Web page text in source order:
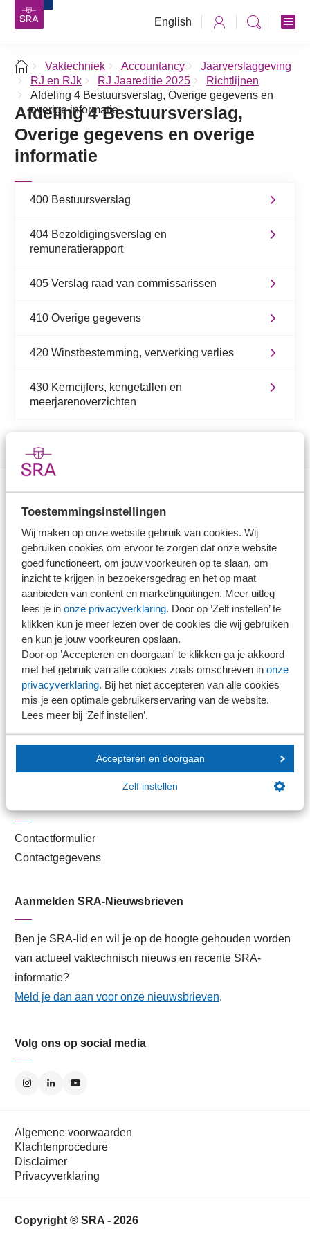
Toestemmingsinstellingen
Wij maken op onze website gebruik van cookies. Wij
gebruiken cookies om ervoor te zorgen dat onze website
goed functioneert, om jouw voorkeuren op te slaan, om
inzicht te krijgen in bezoekersgedrag en het op maat
aanbieden van content en marketinguitingen. Meer uitleg
lees je in onze privacyverklaring. Door op ’Zelf instellen’ te
klikken kun je meer lezen over de cookies die wij gebruiken
en kun je jouw voorkeuren opslaan.
Door op ’Accepteren en doorgaan' te klikken ga je akkoord
met het gebruik van alle cookies zoals omschreven in onze
privacyverklaring. Bij het niet accepteren van alle cookies
mis je een optimale gebruikerservaring van de website.
Lees meer bij ‘Zelf instellen’.
Accepteren en doorgaan
Zelf instellen
English
Vaktechniek Accountancy
Jaarverslaggeving
RJ en RJk
RJ Jaareditie 2025
Richtlijnen
Afdeling 4 Bestuursverslag, Overige gegevens en
overige informatie
Afdeling 4 Bestuursverslag,
Overige gegevens en overige
informatie
400 Bestuursverslag
404 Bezoldigingsverslag en
remuneratierapport
405 Verslag raad van commissarissen
410 Overige gegevens
420 Winstbestemming, verwerking verlies
430 Kerncijfers, kengetallen en
meerjarenoverzichten
Direct naar
Stel je vaktechnische vraag
Branche in Zicht
Dossiers
Kantoorvinder
Nieuwsbank
Handige links
Veilig bestanden delen
SRA-gecertificeerd
Contactformulier
Contactgegevens
Aanmelden SRA-Nieuwsbrieven
Ben je SRA-lid en wil je op de hoogte gehouden worden
van actueel vaktechnisch nieuws en recente SRA-
informatie?
Meld je dan aan voor onze nieuwsbrieven.
Volg ons op social media
Algemene voorwaarden
Klachtenprocedure
Disclaimer
Privacyverklaring
Copyright ® SRA - 2026